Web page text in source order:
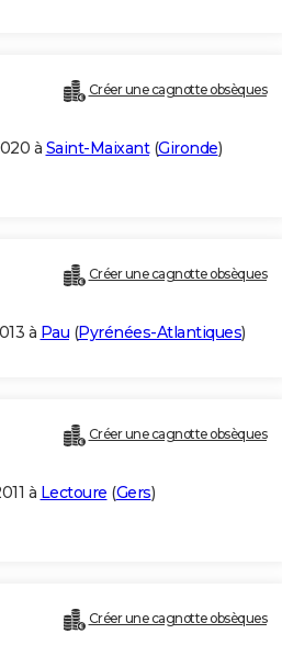
Créer une cagnotte obsèques
à Saint-Maixant(Gironde)
Créer une cagnotte obsèques
à Pau (Pyrénées-Atlantiques)
Créer une cagnotte obsèques
à Lectoure (Gers)
Créer une cagnotte obsèques